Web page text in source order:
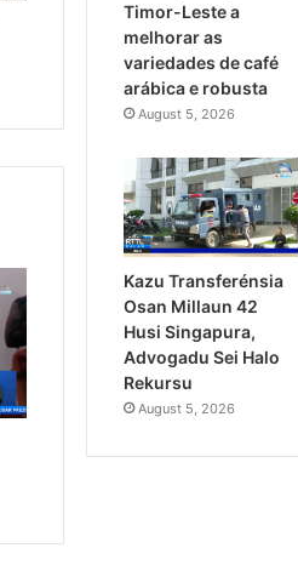
Timor-Leste a
melhorar as
variedades de café
arábica e robusta
August 5, 2026
Kazu Transferénsia
Osan Millaun 42
Husi Singapura,
Advogadu Sei Halo
Rekursu
August 5, 2026